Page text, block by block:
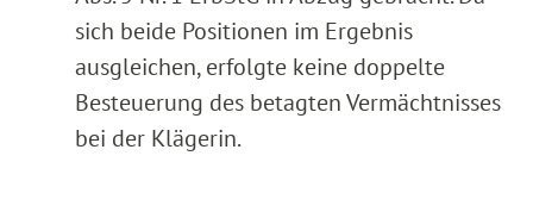
sich beide Positionen im Ergebnis
ausgleichen, erfolgte keine doppelte
Besteuerung des betagten Vermächtnisses
bei der Klägerin.